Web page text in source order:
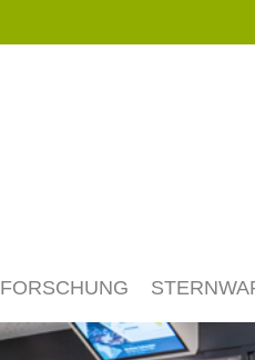
FORSCHUNG